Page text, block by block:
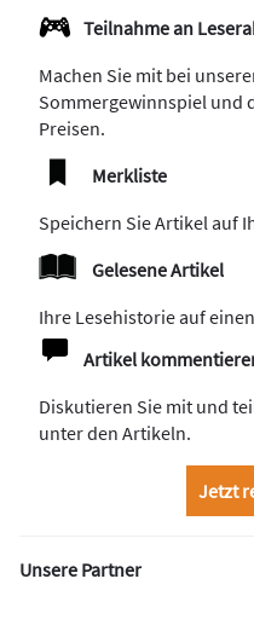
Teilnahme an
Machen Sie mit bei
Sommergewinnspiel und
Preisen.
Merkliste
Speichern Sie Artikel auf
Gelesene Artikel
Ihre Lesehistorie auf
Artikel
Diskutieren Sie mit und
unter den Artikeln.
Jetzt
Unsere Partner